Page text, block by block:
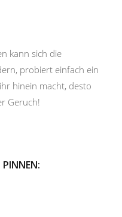
kann sich die
probiert einfach ein
hinein macht, desto
Geruch!